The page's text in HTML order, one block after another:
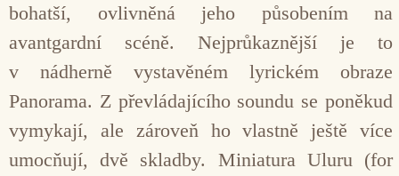
bohatší, ovlivněná jeho působením na
avantgardní scéně. Nejprůkaznější je to
v nádherně vystavěném lyrickém obraze
Panorama. Z převládajícího soundu se poněkud
vymykají, ale zároveň ho vlastně ještě více
umocňují, dvě skladby. Miniatura Uluru (for